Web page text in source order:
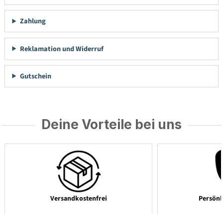
Zahlung
Reklamation und Widerruf
Gutschein
Deine Vorteile bei uns
Versandkostenfrei